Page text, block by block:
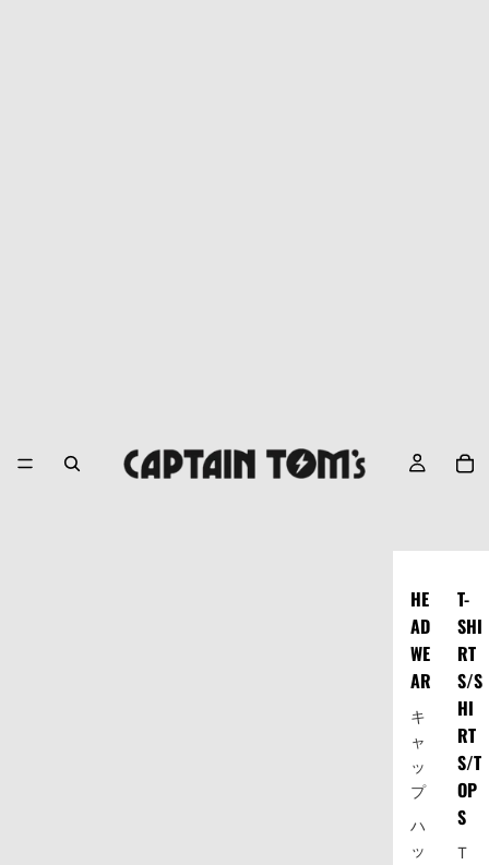
HE
AD
WE
AR
キ
ャ
ッ
プ
ハ
ッ
T-
SHI
RT
S/S
HI
RT
S/T
OP
S
T